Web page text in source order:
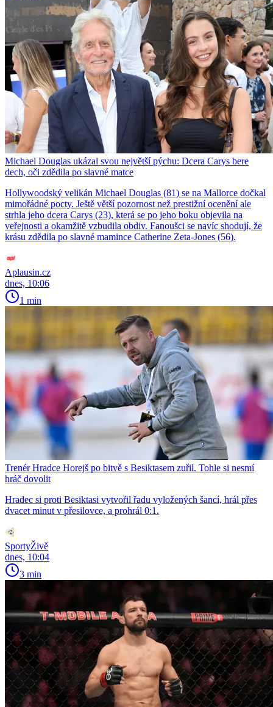
Michael Douglas ukázal svou největší pýchu: Dcera Carys bere
dech, oči zdědila po slavné matce
Hollywoodský velikán Michael Douglas (81) se na Mallorce dočkal
mimořádné pocty. Ještě větší pozornost než prestižní ocenění ale
strhla jeho dcera Carys (23), která se po jeho boku objevila na
veřejnosti a okamžitě vzbudila obdiv. Fanoušci se navíc shodují, že
krásu zdědila po slavné mamince Catherine Zeta-Jones (56).
Aplausin.cz
dnes, 10:06
1 min
Trenér Hradce Horejš po bitvě s Besiktasem zuřil. Tohle si nesmí
hráč dovolit
Hradec si proti Besiktasi vytvořil řadu vyložených šancí, hrál přes
dvacet minut v přesilovce, a prohrál 0:1.
SportyŽivě
dnes, 10:04
3 min